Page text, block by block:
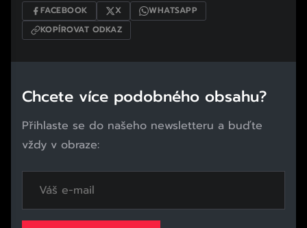
FACEBOOK X
WHATSAPP
KOPÍROVAT ODKAZ
Chcete více podobného obsahu?
Přihlaste se do našeho newsletteru a buďte
vždy v obraze: